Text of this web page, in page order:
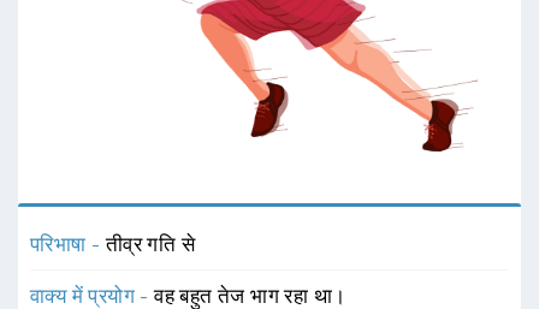
परिभाषा -तीव्र गति से
वाक्य में प्रयोग -वह बहुत तेज भाग रहा था।